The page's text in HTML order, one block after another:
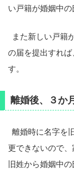
い戸籍が婚姻中の
また新しい戸籍
の届を提出すれ
す。
離婚後、３か
離婚時に名字を
更できないので
旧姓から婚姻中